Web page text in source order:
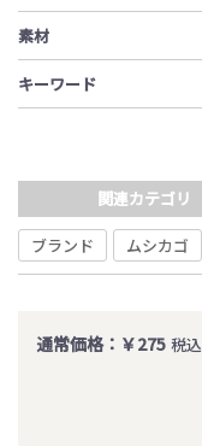
素材
キーワード
関連カテゴリ
ブランド ムシカゴ
通常価格：￥275 税込